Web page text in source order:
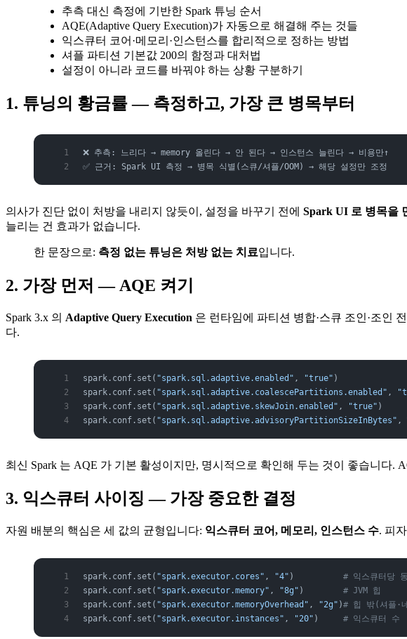
추측 대신 측정에 기반한 Spark 튜닝 순서
AQE(Adaptive Query Execution)가 자동으로 해결해 주는 것들
익스큐터 코어·메모리·인스턴스를 합리적으로 정하는 방법
셔플 파티션 기본값 200의 함정과 대처법
설정이 아니라 코드를 바꿔야 하는 상황 구분하기
1. 튜닝의 황금률 — 측정하고, 가장 큰 병목부터
❌ 추측: 느리다 → memory 올린다 → 안 된다 → 인스턴스 늘린다 → 비용만↑
✅ 근거: Spark UI 측정 → 병목 식별(스큐/셔플/OOM) → 해당 설정만 조정
의사가 진단 없이 처방을 내리지 않듯이, 설정을 바꾸기 전에 Spark UI 로 병목을
늘리는 건 효과가 없습니다.
한 문장으로: 측정 없는 튜닝은 처방 없는 치료입니다.
2. 가장 먼저 — AQE 켜기
Spark 3.x 의 Adaptive Query Execution 은 런타임에 파티션 병합·스큐 조인·조인
다.
spark.conf.set( "spark.sql.adaptive.enabled" , "true"
spark.conf.set( "spark.sql.adaptive.coalescePartitions.enabled" ,
spark.conf.set( "spark.sql.adaptive.skewJoin.enabled" , "true"
spark.conf.set( "spark.sql.adaptive.advisoryPartitionSizeInBytes" ,
최신 Spark 는 AQE 가 기본 활성이지만, 명시적으로 확인해 두는 것이 좋습니다.
3. 익스큐터 사이징 — 가장 중요한 결정
자원 배분의 핵심은 세 값의 균형입니다: 익스큐터 코어, 메모리, 인스턴스 수. 피
spark.conf.set( "spark.executor.cores" , "4" ) # 익스큐터당
spark.conf.set( "spark.executor.memory" , "8g" ) # JVM 힙
spark.conf.set( "spark.executor.memoryOverhead" , "2g" )# 힙 밖(셔플·
spark.conf.set( "spark.executor.instances" , "20" ) # 익스큐터 수